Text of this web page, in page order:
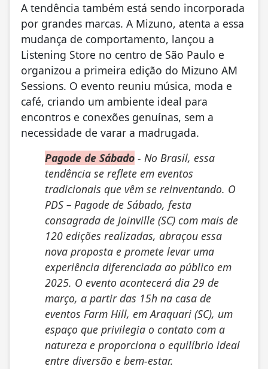
A tendência também está sendo incorporada
por grandes marcas. A Mizuno, atenta a essa
mudança de comportamento, lançou a
Listening Store no centro de São Paulo e
organizou a primeira edição do Mizuno AM
Sessions. O evento reuniu música, moda e
café, criando um ambiente ideal para
encontros e conexões genuínas, sem a
necessidade de varar a madrugada.
Pagode de Sábado - No Brasil, essa
tendência se reflete em eventos
tradicionais que vêm se reinventando. O
PDS – Pagode de Sábado, festa
consagrada de Joinville (SC) com mais de
120 edições realizadas, abraçou essa
nova proposta e promete levar uma
experiência diferenciada ao público em
2025. O evento acontecerá dia 29 de
março, a partir das 15h na casa de
eventos Farm Hill, em Araquari (SC), um
espaço que privilegia o contato com a
natureza e proporciona o equilíbrio ideal
entre diversão e bem-estar.